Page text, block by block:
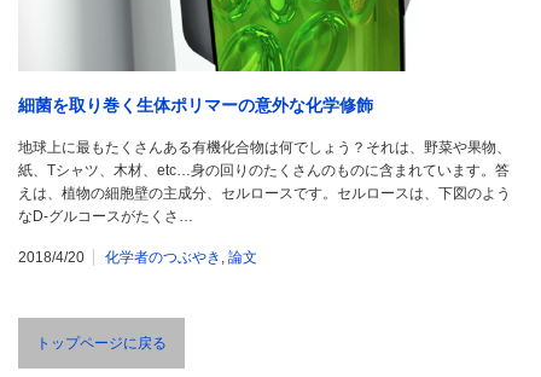
細菌を取り巻く生体ポリマーの意外な化学修飾
地球上に最もたくさんある有機化合物は何でしょう？それは、野菜や果物、
紙、Tシャツ、木材、etc…身の回りのたくさんのものに含まれています。答
えは、植物の細胞壁の主成分、セルロースです。セルロースは、下図のよう
なD-グルコースがたくさ…
2018/4/20 化学者のつぶやき , 論文
トップページに戻る